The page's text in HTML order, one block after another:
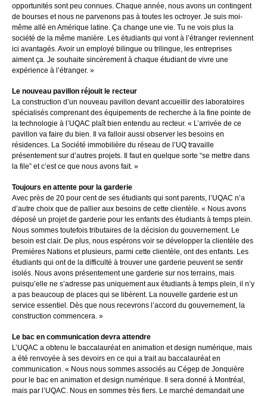
opportunités sont peu connues. Chaque année, nous avons un contingent
de bourses et nous ne parvenons pas à toutes les octroyer. Je suis moi-
même allé en Amérique latine. Ça change une vie. Tu ne vois plus la
société de la même manière. Les étudiants qui vont à l’étranger reviennent
ici avantagés. Avoir un employé bilingue ou trilingue, les entreprises
aiment ça. Je souhaite sincèrement à chaque étudiant de vivre une
expérience à l’étranger. »
Le nouveau pavillon réjouit le recteur
La construction d’un nouveau pavillon devant accueillir des laboratoires
spécialisés comprenant des équipements de recherche à la fine pointe de
la technologie à l’UQAC plaît bien entendu au recteur. « L’arrivée de ce
pavillon va faire du bien. Il va falloir aussi observer les besoins en
résidences. La Société immobilière du réseau de l’UQ travaille
présentement sur d’autres projets. Il faut en quelque sorte “se mettre dans
la file” et c’est ce que nous avons fait. »
Toujours en attente pour la garderie
Avec près de 20 pour cent de ses étudiants qui sont parents, l’UQAC n’a
d’autre choix que de pallier aux besoins de cette clientèle. « Nous avons
déposé un projet de garderie pour les enfants des étudiants à temps plein.
Nous sommes toutefois tributaires de la décision du gouvernement. Le
besoin est clair. De plus, nous espérons voir se développer la clientèle des
Premières Nations et plusieurs, parmi cette clientèle, ont des enfants. Les
étudiants qui ont de la difficulté à trouver une garderie peuvent se sentir
isolés. Nous avons présentement une garderie sur nos terrains, mais
puisqu’elle ne s’adresse pas uniquement aux étudiants à temps plein, il n’y
a pas beaucoup de places qui se libèrent. La nouvelle garderie est un
service essentiel. Dès que nous recevrons l’accord du gouvernement, la
construction commencera. »
Le bac en communication devra attendre
L’UQAC a obtenu le baccalauréat en animation et design numérique, mais
a été renvoyée à ses devoirs en ce qui a trait au baccalauréat en
communication. « Nous nous sommes associés au Cégep de Jonquière
pour le bac en animation et design numérique. Il sera donné à Montréal,
mais par l’UQAC. Nous en sommes très fiers. Le marché demandait une